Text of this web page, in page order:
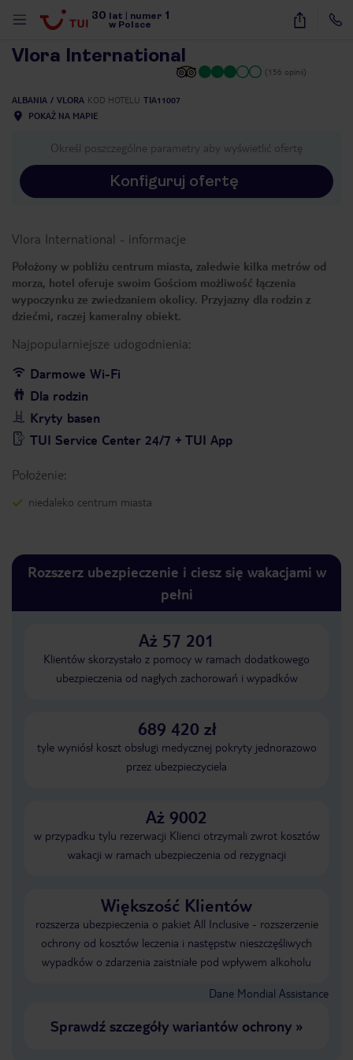
30 lat numer 1
w Polsce
12
Vlora International
(156 opinii)
ALBANIA VLORA KOD HOTELU TIA11007
POKAŻ NA MAPIE
Określ poszczególne parametry aby wyświetlić ofertę
Konfiguruj ofertę
Vlora International - informacje
Położony w pobliżu centrum miasta, zaledwie kilka metrów od
morza, hotel oferuje swoim Gościom możliwość łączenia
wypoczynku ze zwiedzaniem okolicy. Przyjazny dla rodzin z
dziećmi, raczej kameralny obiekt.
Najpopularniejsze udogodnienia:
Darmowe Wi-Fi
Dla rodzin
Kryty basen
TUI Service Center 24/7 + TUI App
Położenie:
niedaleko centrum miasta
Rozszerz ubezpieczenie i ciesz się wakacjami w
pełni
Aż 57 201
Klientów skorzystało z pomocy w ramach dodatkowego
ubezpieczenia od nagłych zachorowań i wypadków
689 420 zł
tyle wyniósł koszt obsługi medycznej pokryty jednorazowo
przez ubezpieczyciela
Aż 9002
w przypadku tylu rezerwacji Klienci otrzymali zwrot kosztów
wakacji w ramach ubezpieczenia od rezygnacji
Większość Klientów
rozszerza ubezpieczenia o pakiet All Inclusive - rozszerzenie
ochrony od kosztów leczenia i następstw nieszczęśliwych
wypadków o zdarzenia zaistniałe pod wpływem alkoholu
Dane Mondial Assistance
Sprawdź szczegóły wariantów ochrony»